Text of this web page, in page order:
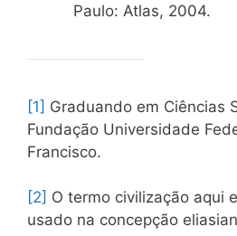
Paulo: Atlas, 2004.
[1] Graduando em Ciências
Fundação Universidade
Francisco.
[2] O termo civilização aqui
usado na concepção